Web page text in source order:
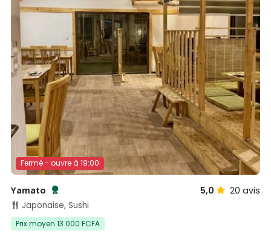
Fermé - ouvre à 19:00
Yamato
Testé et approuvé par SénéGuide
5,0 20 avis
Japonaise, Sushi
Prix moyen 13 000 FCFA